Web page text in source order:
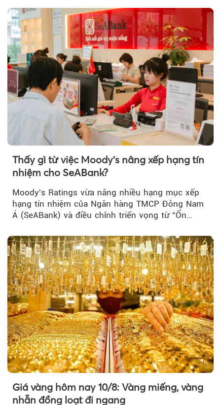
Thấy gì từ việc Moody's nâng xếp hạng tín
nhiệm cho SeABank?
Moody's Ratings vừa nâng nhiều hạng mục xếp
hạng tín nhiệm của Ngân hàng TMCP Đông Nam
Á (SeABank) và điều chỉnh triển vọng từ “Ổn
Giá vàng hôm nay 10/8: Vàng miếng, vàng
nhẫn đồng loạt đi ngang